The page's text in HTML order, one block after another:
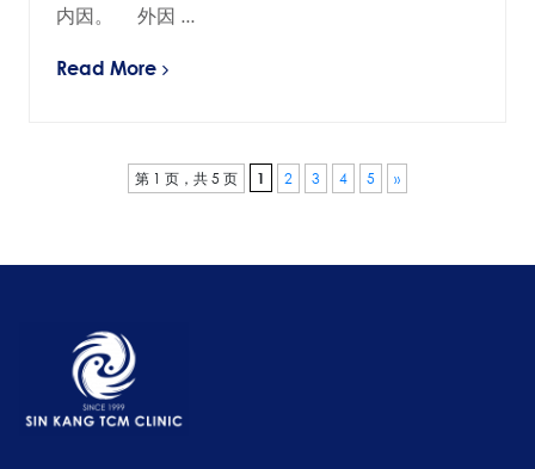
内因。 外因 ...
Read More
第 1 页，共 5 页 1 2 3 4 5 »